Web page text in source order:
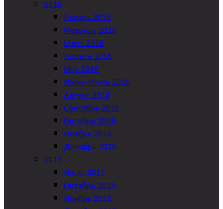
2016
Январь 2016
Февраль 2016
Март 2016
Апрель 2016
May 2016
Июнь-Июль 2016
Август 2016
Сентябрь 2016
Октябрь 2016
Ноябрь 2016
Декабрь 2016
2015
Июль 2015
Октябрь 2015
Ноябрь 2015